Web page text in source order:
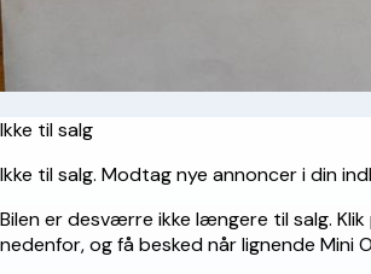
Ikke til salg
Ikke til salg. Modtag nye annoncer i din
Bilen er desværre ikke længere til salg.
nedenfor, og få besked når lignende Mini